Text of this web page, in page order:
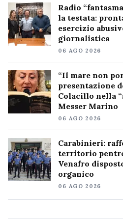
Radio
la testata:
esercizio
giornalistica
06 AGO 2026
“Il mare non
presentazione
Colacillo nella
Messer Marino
06 AGO 2026
Carabinieri:
territorio
Venafro
organico
06 AGO 2026